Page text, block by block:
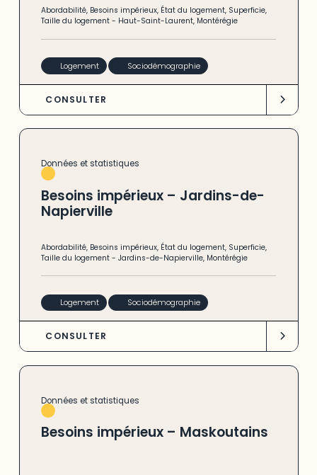
Abordabilité, Besoins impérieux, État du logement, Superficie,
Taille du logement - Haut-Saint-Laurent, Montérégie
Logement Sociodémographie
CONSULTER
Données et statistiques
Besoins impérieux – Jardins-de-
Napierville
Abordabilité, Besoins impérieux, État du logement, Superficie,
Taille du logement -Jardins-de-Napierville, Montérégie
Logement Sociodémographie
CONSULTER
Données et statistiques
Besoins impérieux – Maskoutains